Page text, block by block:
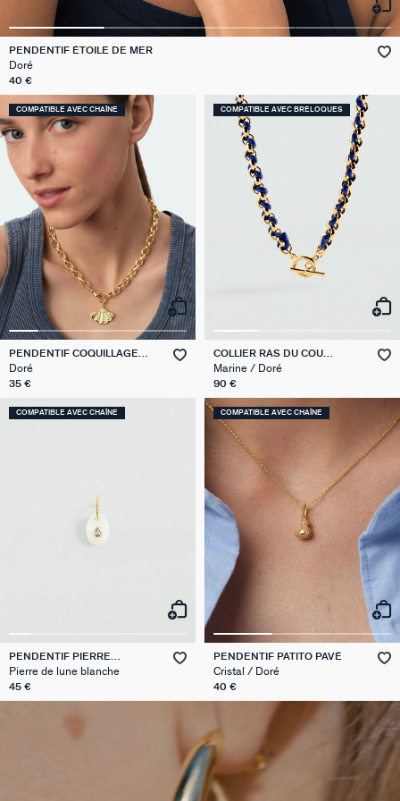
GÉNÉRATION AGATHA
SUR LA PEAU
PENDENTIF ÉTOILE DE MER
Doré
40 €
COMPATIBLE AVEC CHAÎNE
PENDENTIF COQUILLAGE
TALISMANS
Doré
35 €
COMPATIBLE AVEC BRELOQUES
COLLIER RAS DU COU
GAMBETTA
Marine / Doré
90 €
COMPATIBLE AVEC CHAÎNE
PENDENTIF PIERRE
NATURELLE
Pierre de lune blanche
45 €
COMPATIBLE AVEC CHAÎNE
PENDENTIF PATITO PAVÉ
Cristal / Doré
40 €